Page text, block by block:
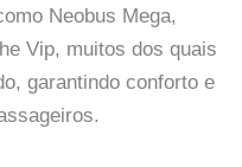
Neobus Mega,
Vip, muitos dos quais
garantindo conforto e